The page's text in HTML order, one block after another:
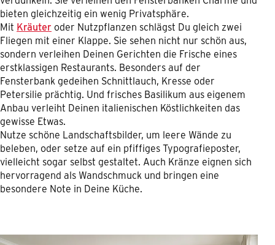
bieten gleichzeitig ein wenig Privatsphäre.
Mit Kräuter oder Nutzpflanzen schlägst Du gleich zwei
Fliegen mit einer Klappe. Sie sehen nicht nur schön aus,
sondern verleihen Deinen Gerichten die Frische eines
erstklassigen Restaurants. Besonders auf der
Fensterbank gedeihen Schnittlauch, Kresse oder
Petersilie prächtig. Und frisches Basilikum aus eigenem
Anbau verleiht Deinen italienischen Köstlichkeiten das
gewisse Etwas.
Nutze schöne Landschaftsbilder, um leere Wände zu
beleben, oder setze auf ein pfiffiges Typografieposter,
vielleicht sogar selbst gestaltet. Auch Kränze eignen sich
hervorragend als Wandschmuck und bringen eine
besondere Note in Deine Küche.